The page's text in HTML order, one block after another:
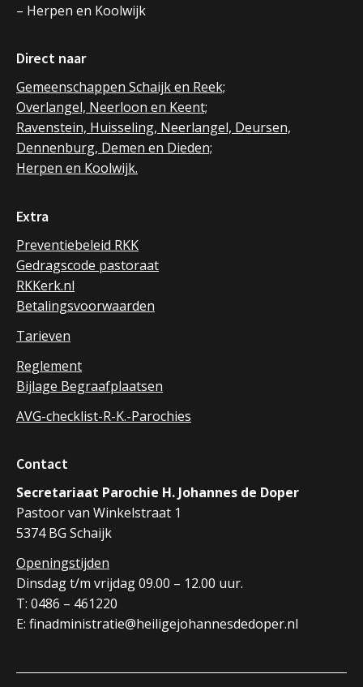
– Herpen en Koolwijk
Direct naar
Gemeenschappen Schaijk en Reek;
Overlangel, Neerloon en Keent;
Ravenstein, Huisseling, Neerlangel, Deursen,
Dennenburg, Demen en Dieden;
Herpen en Koolwijk.
Extra
Preventiebeleid RKK
Gedragscode pastoraat
RKKerk.nl
Betalingsvoorwaarden
Tarieven
Reglement
Bijlage Begraafplaatsen
AVG-checklist-R-K.-Parochies
Contact
Secretariaat Parochie H. Johannes de Doper
Pastoor van Winkelstraat 1
5374 BG Schaijk
Openingstijden
Dinsdag t/m vrijdag 09.00 – 12.00 uur.
T: 0486 – 461220
E: finadministratie@heiligejohannesdedoper.nl